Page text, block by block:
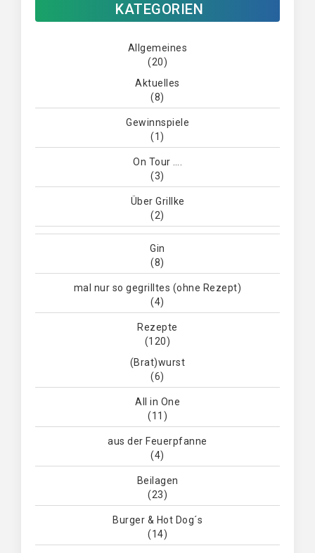
KATEGORIEN
Allgemeines
(20)
Aktuelles
(8)
Gewinnspiele
(1)
On Tour ….
(3)
Über Grillke
(2)
Gin
(8)
mal nur so gegrilltes (ohne Rezept)
(4)
Rezepte
(120)
(Brat)wurst
(6)
All in One
(11)
aus der Feuerpfanne
(4)
Beilagen
(23)
Burger & Hot Dog´s
(14)